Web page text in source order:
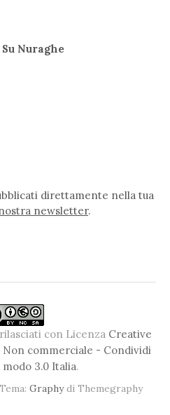
Nuraghe
direttamente nella tua
newsletter.
con Licenza Creative
commerciale - Condividi
modo 3.0 Italia.
Tema: Graphydi Themegraphy